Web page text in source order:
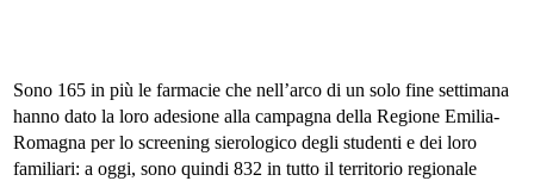
Sono 165 in più le farmacie che nell’arco di un solo fine settimana
hanno dato la loro adesione alla campagna della Regione Emilia-
Romagna per lo screening sierologico degli studenti e dei loro
familiari: a oggi, sono quindi 832 in tutto il territorio regionale